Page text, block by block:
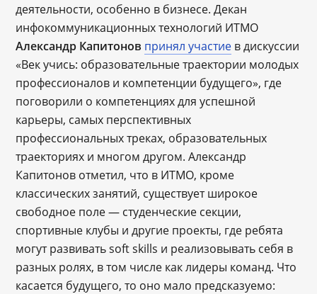
деятельности, особенно в бизнесе. Декан
инфокоммуникационных технологий ИТМО
Александр Капитонов принял участие в дискуссии
«Век учись: образовательные траектории молодых
профессионалов и компетенции будущего», где
поговорили о компетенциях для успешной
карьеры, самых перспективных
профессиональных треках, образовательных
траекториях и многом другом. Александр
Капитонов отметил, что в ИТМО, кроме
классических занятий, существует широкое
свободное поле — студенческие секции,
спортивные клубы и другие проекты, где ребята
могут развивать soft skills и реализовывать себя в
разных ролях, в том числе как лидеры команд. Что
касается будущего, то оно мало предсказуемо: